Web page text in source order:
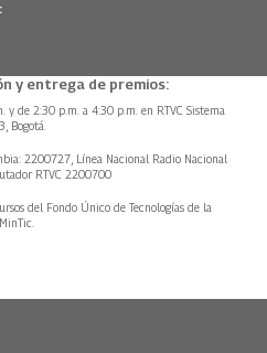
y entrega de premios:
y de 2:30 p.m. a 4:30 p.m. en RTVC Sistema
Bogotá.
2200727, Línea Nacional Radio Nacional
RTVC 2200700
del Fondo Único de Tecnologías de la